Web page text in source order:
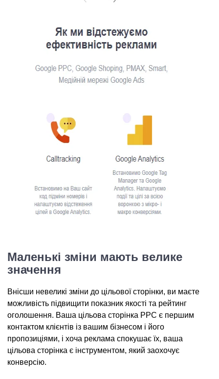
Маленькі зміни мають велике
значення
Внісши невеликі зміни до цільової сторінки, ви маєте
можливість підвищити показник якості та рейтинг
оголошення. Ваша цільова сторінка PPC є першим
контактом клієнтів із вашим бізнесом і його
пропозиціями, і хоча реклама спокушає їх, ваша
цільова сторінка є інструментом, який заохочує
конверсію.